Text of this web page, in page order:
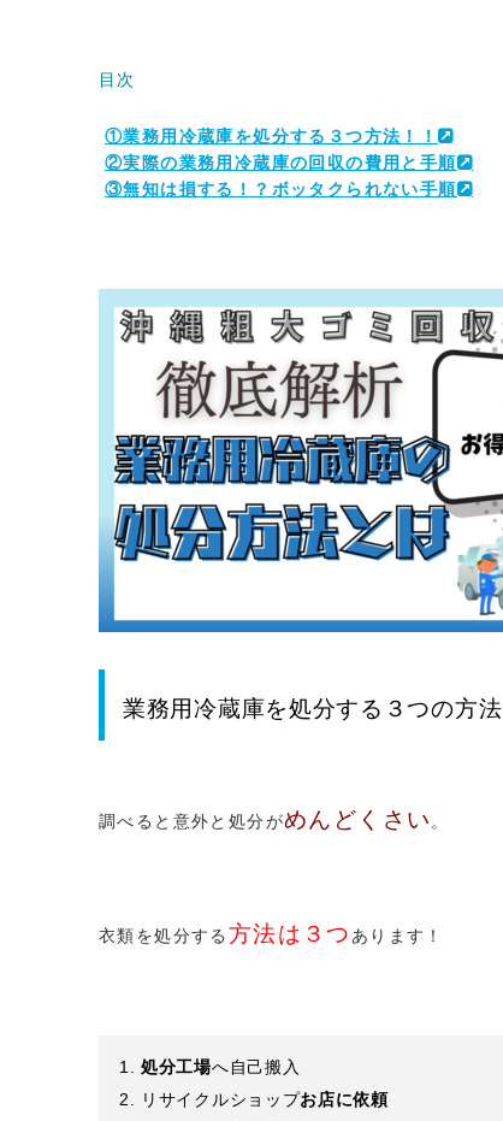
目次
①業務用冷蔵庫を処分する３つ方法！！
②実際の業務用冷蔵庫の回収の費用と手順
③無知は損する！？ボッタクられない手順
業務用冷蔵庫を処分する３つの方法
調べると意外と処分がめんどくさい 。
衣類を処分する 方法は３つ あります！
処分工場へ自己搬入
リサイクルショップお店に依頼